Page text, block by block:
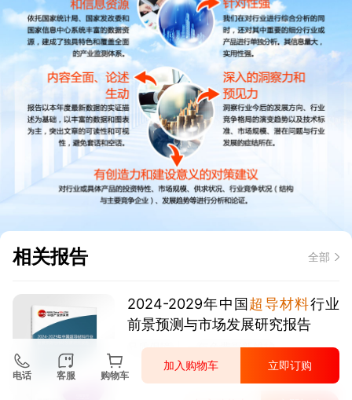
相关报告 全部
2024-2029年中国 超导材料行业
前景预测与市场发展研究报告
品质保障 一年免费更新维护
电话 客服 购物车
加入购物车 立即订购